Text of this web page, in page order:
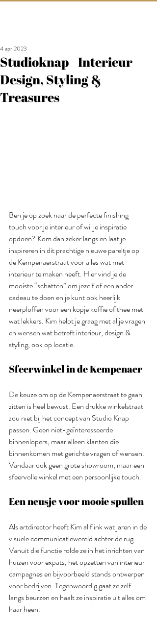
Studioknap - Interieur
Design, Styling &
Treasures
4 apr 2023
Ben je op zoek naar de perfecte finishing
touch voor je interieur of wil je inspiratie
opdoen? Kom dan zeker langs en laat je
inspireren in dit prachtige nieuwe pareltje op
de Kempenaerstraat voor alles wat met
interieur te maken heeft. Hier vind je de
mooiste “schatten” om jezelf of een ander
cadeau te doen en je kunt ook heerlijk
neerploffen voor een kopje koffie of thee met
wat lekkers. Kim helpt je graag met al je vragen
en wensen wat betreft interieur, design &
styling, ook op locatie.
Sfeerwinkel in de Kempenaer
De keuze om op de Kempenaerstraat te gaan
zitten is heel bewust. Een drukke winkelstraat
zou niet bij het concept van Studio Knap
passen. Geen niet-geïnteresseerde
binnenlopers, maar alleen klanten die
binnenkomen met gerichte vragen of wensen.
Vandaar ook geen grote showroom, maar een
sfeervolle winkel met een persoonlijke touch.
Een neusje voor mooie spullen
Als artdirector heeft Kim al flink wat jaren in de
visuele communicatiewereld achter de rug.
Vanuit die functie rolde ze in het inrichten van
huizen voor expats, het opzetten van interieur
campagnes en bijvoorbeeld stands ontwerpen
voor bedrijven. Tegenwoordig gaat ze zelf
langs beurzen en haalt ze inspiratie uit alles om
haar heen.